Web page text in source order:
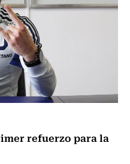
refuerzo para la